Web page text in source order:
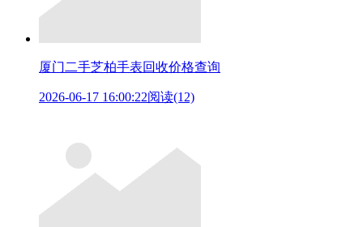
厦门二手芝柏手表回收价格查询
2026-06-17 16:00:22阅读(12)